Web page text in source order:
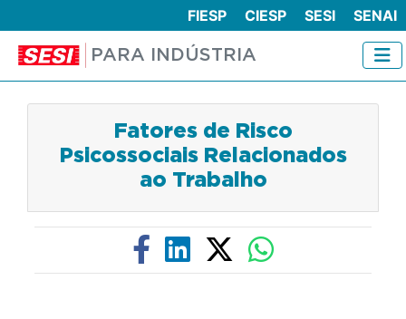
FIESP CIESP SESI SENAI
PARA INDÚSTRIA
Fatores de Risco
Psicossociais Relacionados
ao Trabalho